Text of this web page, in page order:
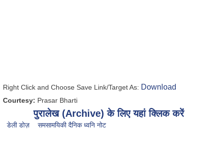
Right Click and Choose Save Link/Target As: Download
Courtesy: Prasar Bharti
पुरालेख (Archive) के लिए यहां क्लिक करें
डेली डोज़ समसामयिकी दैनिक ध्वनि नोट